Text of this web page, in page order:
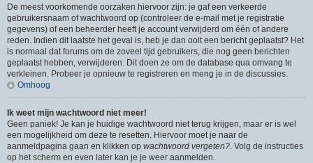
De meest voorkomende oorzaken hiervoor zijn: je gaf een verkeerde
gebruikersnaam of wachtwoord op (controleer de e-mail met je registratie
gegevens) of een beheerder heeft je account verwijderd om één of andere
reden. Indien dit laatste het geval is, heb je dan ooit een bericht geplaatst? Het
is normaal dat forums om de zoveel tijd gebruikers, die nog geen berichten
geplaatst hebben, verwijderen. Dit doen ze om de database qua omvang te
verkleinen. Probeer je opnieuw te registreren en meng je in de discussies.
Omhoog
Ik weet mijn wachtwoord niet meer!
Geen paniek! Je kan je huidige wachtwoord niet terug krijgen, maar er is wel
een mogelijkheid om deze te resetten. Hiervoor moet je naar de
aanmeldpagina gaan en klikken op wachtwoord vergeten?. Volg de instructies
op het scherm en even later kan je je weer aanmelden.